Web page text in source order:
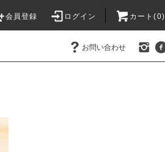
会員登録 ログイン カート(0)
お問い合わせ